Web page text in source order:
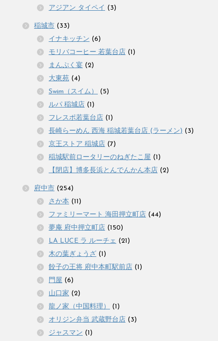
アジアン タイペイ (3)
稲城市 (33)
イナキッチン (6)
モリバコーヒー 若葉台店 (1)
まんぷく宴 (2)
大東苑 (4)
Swim（スイム）
(5)
ルパ 稲城店 (1)
フレスポ若葉台店 (1)
長崎らーめん 西海 稲城若葉台店 (ラーメン) (3)
京王ストア 稲城店 (7)
稲城駅前ロータリーのねぎたこ屋 (1)
【閉店】博多長浜とんでんかん本店 (2)
府中市 (254)
さか本 (11)
ファミリーマート 海田押立町店 (44)
夢庵 府中押立町店 (150)
LA LUCE ラ ルーチェ (21)
木の葉ぎょうざ (1)
餃子の王将 府中本町駅前店 (1)
門屋 (6)
山口家 (2)
龍ノ家（中国料理）
(1)
オリジン弁当 武蔵野台店 (3)
ジャスマン (1)